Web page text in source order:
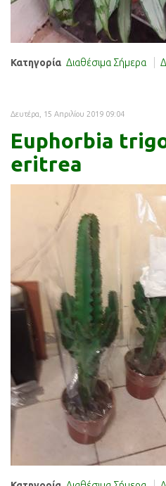
Κατηγορία Διαθέσιμα Σήμερα
Δευτέρα, 15 Απριλίου 2019 09:04
Euphorbia
eritrea